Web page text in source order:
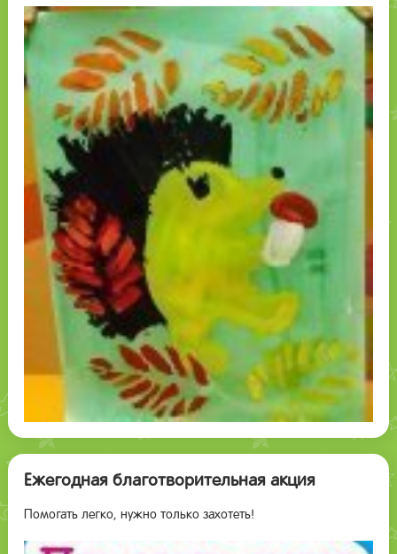
Ежегодная благотворительная акция
Помогать легко, нужно только захотеть!